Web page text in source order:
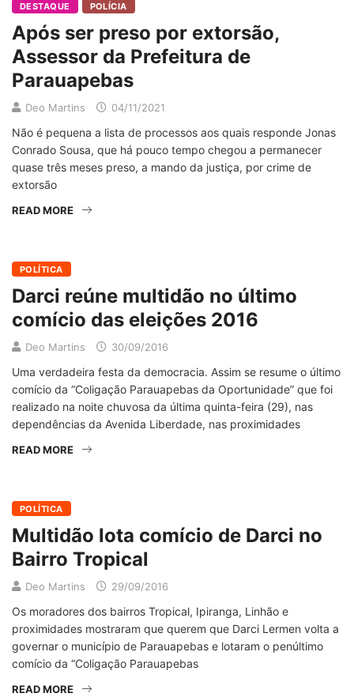
DESTAQUE POLÍCIA
Após ser preso por extorsão,
Assessor da Prefeitura de
Parauapebas
Deo Martins 04/11/2021
Não é pequena a lista de processos aos quais responde Jonas
Conrado Sousa, que há pouco tempo chegou a permanecer
quase três meses preso, a mando da justiça, por crime de
extorsão
READ MORE
POLÍTICA
Darci reúne multidão no último
comício das eleições 2016
Deo Martins 30/09/2016
Uma verdadeira festa da democracia. Assim se resume o último
comício da “Coligação Parauapebas da Oportunidade” que foi
realizado na noite chuvosa da última quinta-feira (29), nas
dependências da Avenida Liberdade, nas proximidades
READ MORE
POLÍTICA
Multidão lota comício de Darci no
Bairro Tropical
Deo Martins 29/09/2016
Os moradores dos bairros Tropical, Ipiranga, Linhão e
proximidades mostraram que querem que Darci Lermen volta a
governar o município de Parauapebas e lotaram o penúltimo
comício da “Coligação Parauapebas
READ MORE